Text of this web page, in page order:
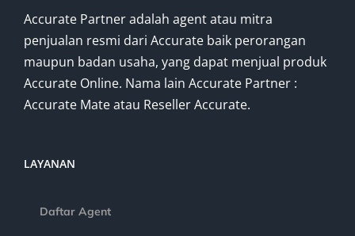
Accurate Partner adalah agent atau mitra
penjualan resmi dari Accurate baik perorangan
maupun badan usaha, yang dapat menjual produk
Accurate Online. Nama lain Accurate Partner :
Accurate Mate atau Reseller Accurate.
LAYANAN
Daftar Agent